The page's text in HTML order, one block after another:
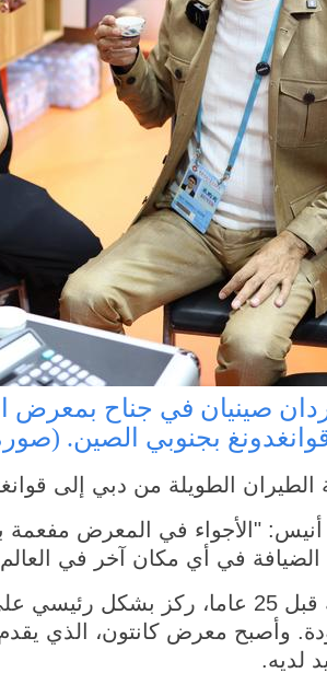
بجنوبي الصين.
الطويلة من دبي إلى
"الأجواء في المعرض مفعمة
الضيافة في أي مكان آخر في
عندما بدأ أنيس عمله قبل 25
وأصبح معرض كانتون، الذي
لديه.